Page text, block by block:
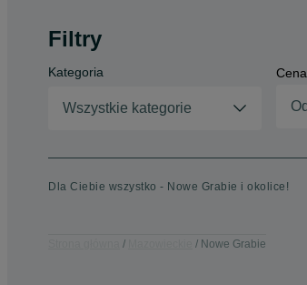
Filtry
Kategoria
Wszystkie kategorie
Cena
Dla Ciebie wszystko - Nowe Grabie i okolice!
Nowe Grabie